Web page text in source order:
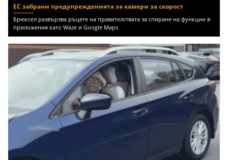
ЕС забрани предупрежденията за камери за скорост
Брюксел развързва ръцете на правителствата за спиране на функции в
приложения като Waze и Google Maps